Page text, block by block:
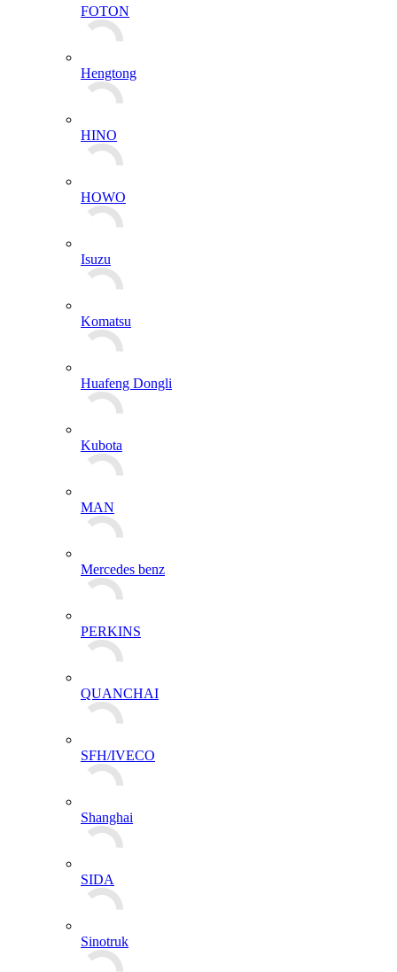
FOTON
Hengtong
HINO
HOWO
Isuzu
Komatsu
Huafeng Dongli
Kubota
MAN
Mercedes benz
PERKINS
QUANCHAI
SFH/IVECO
Shanghai
SIDA
Sinotruk